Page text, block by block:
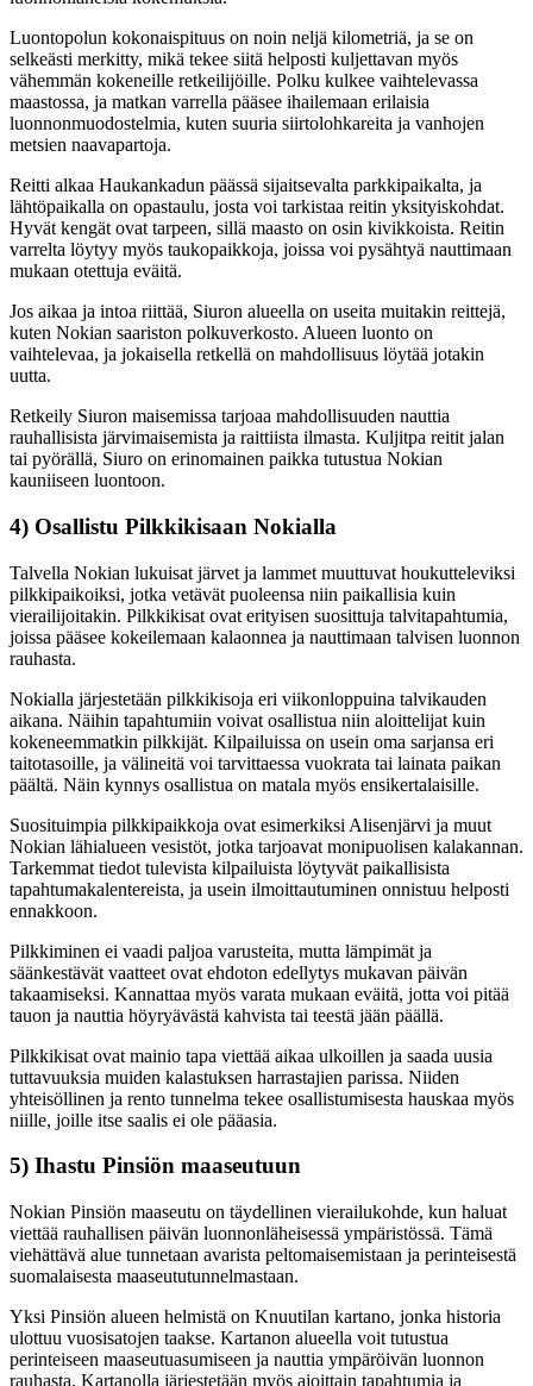
Luontopolun kokonaispituus on noin neljä kilometriä, ja se on
selkeästi merkitty, mikä tekee siitä helposti kuljettavan myös
vähemmän kokeneille retkeilijöille. Polku kulkee vaihtelevassa
maastossa, ja matkan varrella pääsee ihailemaan erilaisia
luonnonmuodostelmia, kuten suuria siirtolohkareita ja vanhojen
metsien naavapartoja.
Reitti alkaa Haukankadun päässä sijaitsevalta parkkipaikalta, ja
lähtöpaikalla on opastaulu, josta voi tarkistaa reitin yksityiskohdat.
Hyvät kengät ovat tarpeen, sillä maasto on osin kivikkoista. Reitin
varrelta löytyy myös taukopaikkoja, joissa voi pysähtyä nauttimaan
mukaan otettuja eväitä.
Jos aikaa ja intoa riittää, Siuron alueella on useita muitakin reittejä,
kuten Nokian saariston polkuverkosto. Alueen luonto on
vaihtelevaa, ja jokaisella retkellä on mahdollisuus löytää jotakin
uutta.
Retkeily Siuron maisemissa tarjoaa mahdollisuuden nauttia
rauhallisista järvimaisemista ja raittiista ilmasta. Kuljitpa reitit jalan
tai pyörällä, Siuro on erinomainen paikka tutustua Nokian
kauniiseen luontoon.
4) Osallistu Pilkkikisaan Nokialla
Talvella Nokian lukuisat järvet ja lammet muuttuvat houkutteleviksi
pilkkipaikoiksi, jotka vetävät puoleensa niin paikallisia kuin
vierailijoitakin. Pilkkikisat ovat erityisen suosittuja talvitapahtumia,
joissa pääsee kokeilemaan kalaonnea ja nauttimaan talvisen luonnon
rauhasta.
Nokialla järjestetään pilkkikisoja eri viikonloppuina talvikauden
aikana. Näihin tapahtumiin voivat osallistua niin aloittelijat kuin
kokeneemmatkin pilkkijät. Kilpailuissa on usein oma sarjansa eri
taitotasoille, ja välineitä voi tarvittaessa vuokrata tai lainata paikan
päältä. Näin kynnys osallistua on matala myös ensikertalaisille.
Suosituimpia pilkkipaikkoja ovat esimerkiksi Alisenjärvi ja muut
Nokian lähialueen vesistöt, jotka tarjoavat monipuolisen kalakannan.
Tarkemmat tiedot tulevista kilpailuista löytyvät paikallisista
tapahtumakalentereista, ja usein ilmoittautuminen onnistuu helposti
ennakkoon.
Pilkkiminen ei vaadi paljoa varusteita, mutta lämpimät ja
säänkestävät vaatteet ovat ehdoton edellytys mukavan päivän
takaamiseksi. Kannattaa myös varata mukaan eväitä, jotta voi pitää
tauon ja nauttia höyryävästä kahvista tai teestä jään päällä.
Pilkkikisat ovat mainio tapa viettää aikaa ulkoillen ja saada uusia
tuttavuuksia muiden kalastuksen harrastajien parissa. Niiden
yhteisöllinen ja rento tunnelma tekee osallistumisesta hauskaa myös
niille, joille itse saalis ei ole pääasia.
5) Ihastu Pinsiön maaseutuun
Nokian Pinsiön maaseutu on täydellinen vierailukohde, kun haluat
viettää rauhallisen päivän luonnonläheisessä ympäristössä. Tämä
viehättävä alue tunnetaan avarista peltomaisemistaan ja perinteisestä
suomalaisesta maaseututunnelmastaan.
Yksi Pinsiön alueen helmistä on Knuutilan kartano, jonka historia
ulottuu vuosisatojen taakse. Kartanon alueella voit tutustua
perinteiseen maaseutuasumiseen ja nauttia ympäröivän luonnon
rauhasta. Kartanolla järjestetään myös ajoittain tapahtumia ja